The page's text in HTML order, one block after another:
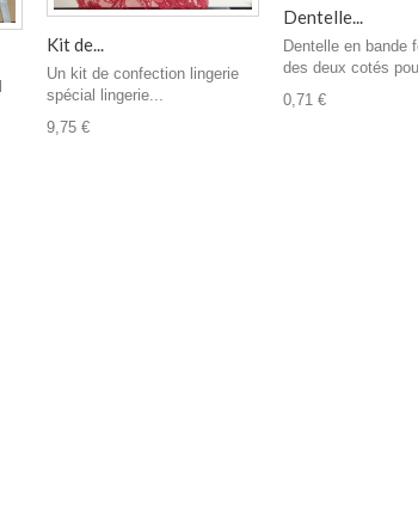
Kit de...
Un kit de confection lingerie
spécial lingerie...
9,75 €
Dentelle...
Dentelle en bande
des deux cotés
0,71 €